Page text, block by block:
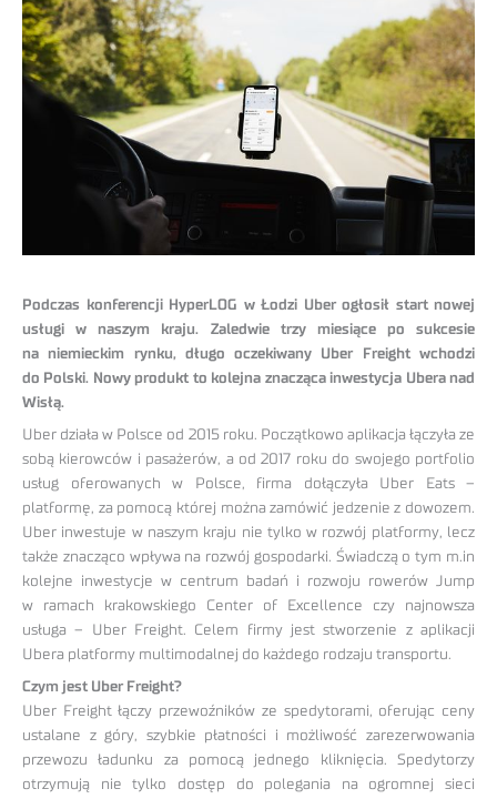
Podczas konferencji HyperLOG w Łodzi Uber ogłosił start nowej
usługi w naszym kraju. Zaledwie trzy miesiące po sukcesie
na niemieckim rynku, długo oczekiwany Uber Freight wchodzi
do Polski. Nowy produkt to kolejna znacząca inwestycja Ubera nad
Wisłą.
Uber działa w Polsce od 2015 roku. Początkowo aplikacja łączyła ze
sobą kierowców i pasażerów, a od 2017 roku do swojego portfolio
usług oferowanych w Polsce, firma dołączyła Uber Eats –
platformę, za pomocą której można zamówić jedzenie z dowozem.
Uber inwestuje w naszym kraju nie tylko w rozwój platformy, lecz
także znacząco wpływa na rozwój gospodarki. Świadczą o tym m.in
kolejne inwestycje w centrum badań i rozwoju rowerów Jump
w ramach krakowskiego Center of Excellence czy najnowsza
usługa – Uber Freight. Celem firmy jest stworzenie z aplikacji
Ubera platformy multimodalnej do każdego rodzaju transportu.
Czym jest Uber Freight?
Uber Freight łączy przewoźników ze spedytorami, oferując ceny
ustalane z góry, szybkie płatności i możliwość zarezerwowania
przewozu ładunku za pomocą jednego kliknięcia. Spedytorzy
otrzymują nie tylko dostęp do polegania na ogromnej sieci